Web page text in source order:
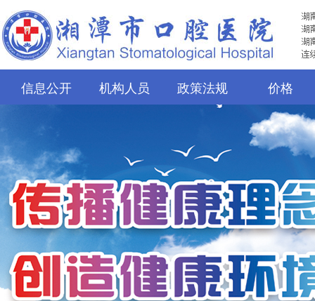
信息公开 机构人员 政策法规 价格